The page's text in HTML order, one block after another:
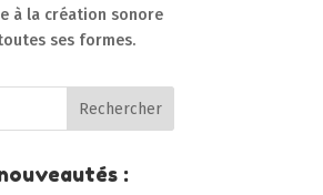
à la création sonore
ses formes.
: